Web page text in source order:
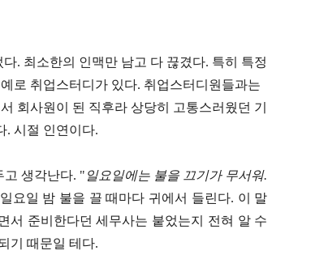
다. 최소한의 인맥만 남고 다 끊겼다. 특히 특정
로 취업스터디가 있다. 취업스터디원들과는
회사원이 된 직후라 상당히 고통스러웠던 기
. 시절 인연이다.
고 생각난다. " 일요일에는 불을 끄기가 무서워.
요일 밤 불을 끌 때마다 귀에서 들린다. 이 말
서 준비한다던 세무사는 붙었는지 전혀 알 수
기 때문일 테다.